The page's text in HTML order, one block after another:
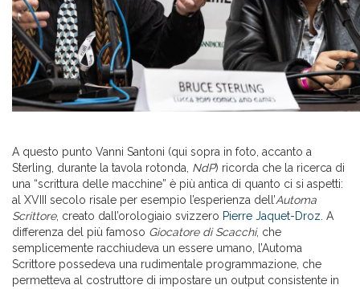
A questo punto Vanni Santoni (qui sopra in foto, accanto a
Sterling, durante la tavola rotonda, NdP) ricorda che la ricerca di
una “scrittura delle macchine” è più antica di quanto ci si aspetti:
al XVIII secolo risale per esempio l’esperienza dell’Automa
Scrittore, creato dall’orologiaio svizzero Pierre Jaquet-Droz . A
differenza del più famoso Giocatore di Scacchi, che
semplicemente racchiudeva un essere umano, l’Automa
Scrittore possedeva una rudimentale programmazione, che
permetteva al costruttore di impostare un output consistente in